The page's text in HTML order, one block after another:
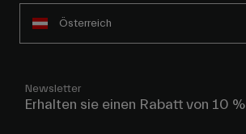
Österreich
Newsletter
Erhalten sie einen Rabatt von 10 %